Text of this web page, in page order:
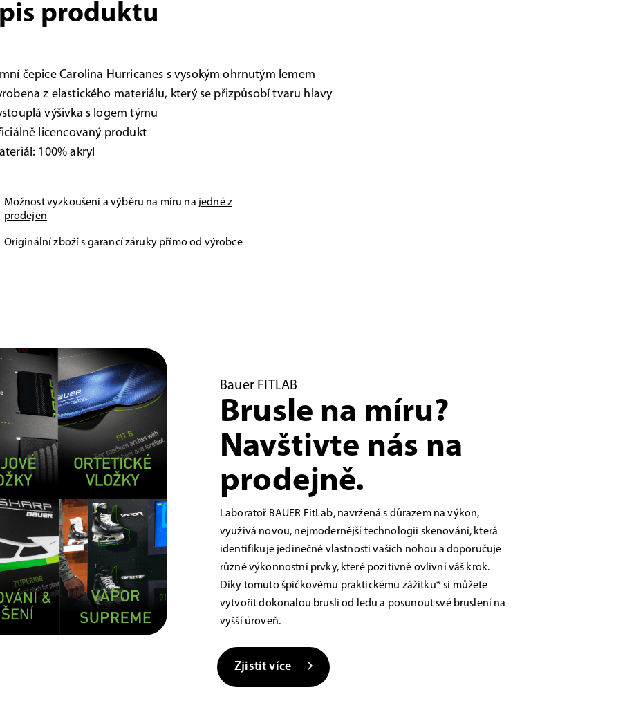
produktu
čepice Carolina Hurricanes s vysokým ohrnutým lemem
z elastického materiálu, který se přizpůsobí tvaru hlavy
výšivka s logem týmu
licencovaný produkt
100% akryl
Možnost vyzkoušení a výběru na míru na jedné z
prodejen
Originální zboží s garancí záruky přímo od výrobce
Bauer FITLAB
Brusle na míru?
Navštivte nás na
prodejně.
Laboratoř BAUER FitLab, navržená s důrazem na výkon,
využívá novou, nejmodernější technologii skenování, která
identifikuje jedinečné vlastnosti vašich nohou a doporučuje
různé výkonnostní prvky, které pozitivně ovlivní váš krok.
Díky tomuto špičkovému praktickému zážitku* si můžete
vytvořit dokonalou brusli od ledu a posunout své bruslení na
vyšší úroveň.
Zjistit více